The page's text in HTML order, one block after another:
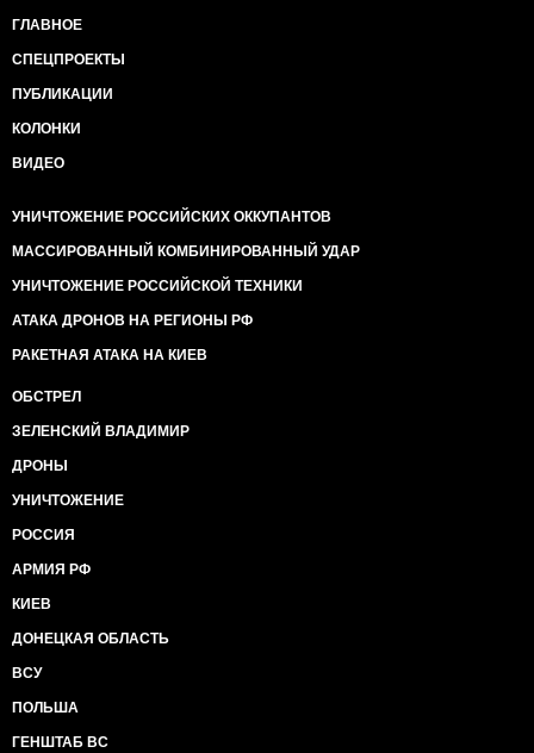
ГЛАВНОЕ
СПЕЦПРОЕКТЫ
ПУБЛИКАЦИИ
КОЛОНКИ
ВИДЕО
УНИЧТОЖЕНИЕ РОССИЙСКИХ ОККУПАНТОВ
МАССИРОВАННЫЙ КОМБИНИРОВАННЫЙ УДАР
УНИЧТОЖЕНИЕ РОССИЙСКОЙ ТЕХНИКИ
АТАКА ДРОНОВ НА РЕГИОНЫ РФ
РАКЕТНАЯ АТАКА НА КИЕВ
ОБСТРЕЛ
ЗЕЛЕНСКИЙ ВЛАДИМИР
ДРОНЫ
УНИЧТОЖЕНИЕ
РОССИЯ
АРМИЯ РФ
КИЕВ
ДОНЕЦКАЯ ОБЛАСТЬ
ВСУ
ПОЛЬША
ГЕНШТАБ ВС